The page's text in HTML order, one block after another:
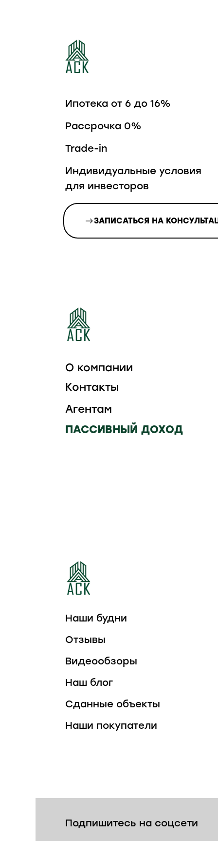
ЖИЛОЙ КВАРТАЛ
ШКОЛЬНЫЙ
Ипотека от 6 до 16%
Рассрочка 0%
Индивидуальные условия
для инвесторов
Trade-in
ЗАПИСАТЬСЯ НА
О компании
ПАССИВНЫЙ ДОХОД
Контакты
Агентам
Наши будни
Отзывы
Видеообзоры
Наш блог
Сданные объекты
Наши покупатели
Подпишитесь на соцсети